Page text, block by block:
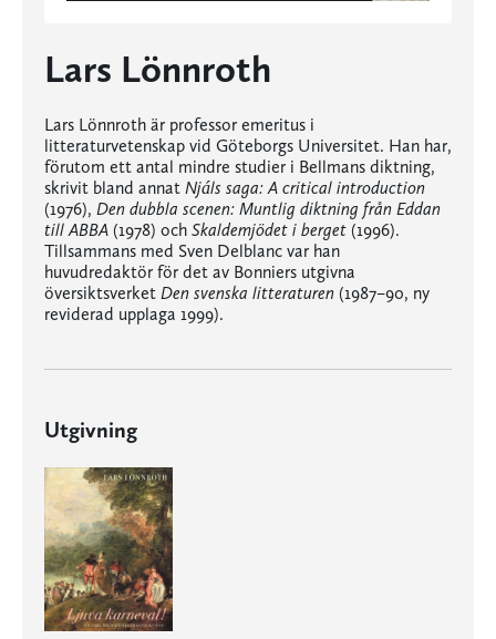
Lars Lönnroth
Lars Lönnroth är professor emeritus i
litteraturvetenskap vid Göteborgs Universitet. Han har,
förutom ett antal mindre studier i Bellmans diktning,
skrivit bland annat Njáls saga: A critical introduction
(1976), Den dubbla scenen: Muntlig diktning från Eddan
till ABBA (1978) och Skaldemjödet i berget (1996).
Tillsammans med Sven Delblanc var han
huvudredaktör för det av Bonniers utgivna
översiktsverket Den svenska litteraturen (1987–90, ny
reviderad upplaga 1999).
Utgivning